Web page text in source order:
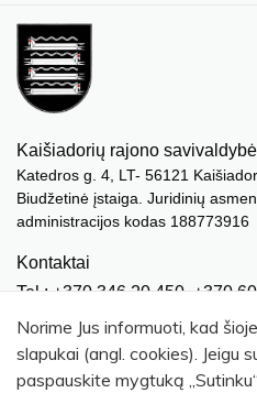
Kaišiadorių rajono savivaldybė
Katedros g. 4, LT- 56121
Biudžetinė įstaiga. Juridinių
administracijos kodas 188773916
Kontaktai
Tel.: +370 346 20 450, +370
El. paštas.:
dokumentai@kaisiadorys.lt
Naujienų prenumerata
Norime Jus informuoti, kad
slapukai (angl. cookies). Jeigu
paspauskite mygtuką